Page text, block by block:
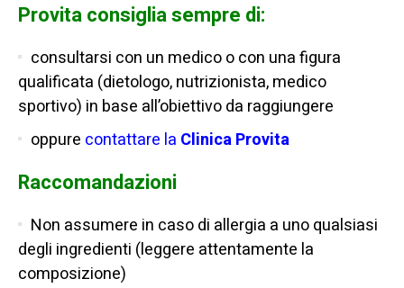
Provita consiglia sempre di:
consultarsi con un medico o con una figura
qualificata (dietologo, nutrizionista, medico
sportivo) in base all’obiettivo da raggiungere
oppure contattare la Clinica Provita
Raccomandazioni
Non assumere in caso di allergia a uno qualsiasi
degli ingredienti (leggere attentamente la
composizione)